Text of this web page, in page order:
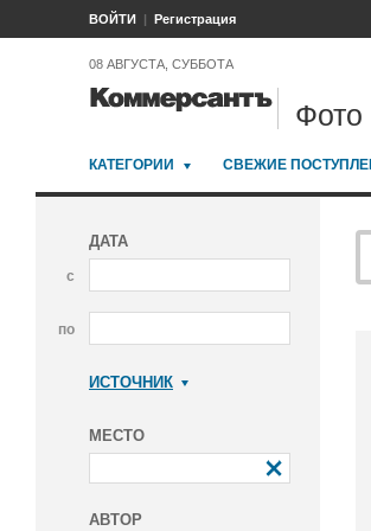
ВОЙТИ Регистрация
08 АВГУСТА, СУББОТА
Фото
КАТЕГОРИИ СВЕЖИЕ
ДАТА
с
по
ИСТОЧНИК
МЕСТО
АВТОР